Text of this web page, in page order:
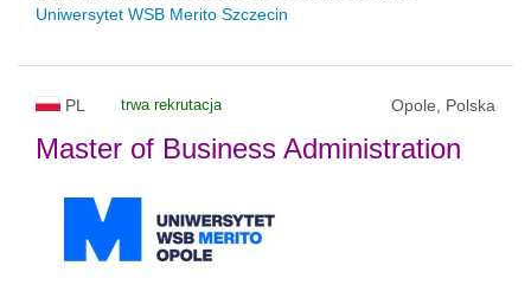
Uniwersytet WSB Merito Szczecin
PL trwa rekrutacja Opole, Polska
Master of Business Administration